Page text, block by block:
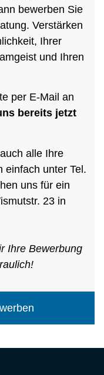
bewerben Sie
Verstärken
Ihrer
und Ihren
per E-Mail an
bereits jetzt
alle Ihre
einfach unter Tel.
uns für ein
23 in
Ihre Bewerbung